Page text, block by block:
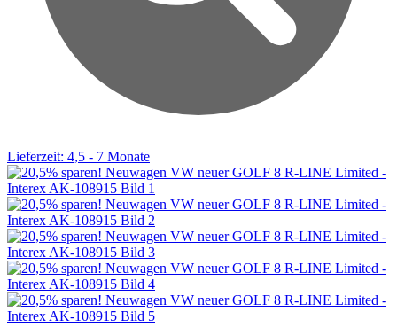
Lieferzeit: 4,5 - 7 Monate